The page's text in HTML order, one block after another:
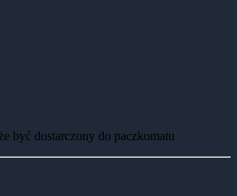
być dostarczony do paczkomatu